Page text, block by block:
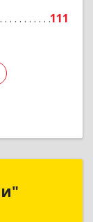
111
Подробнее
г,